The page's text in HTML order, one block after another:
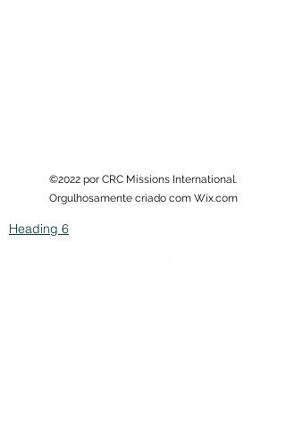
©2022 por CRC Missions International.
Orgulhosamente criado com Wix.com
Heading 6